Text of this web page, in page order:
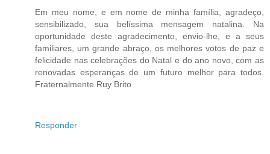
Em meu nome, e em nome de minha família, agradeço,
sensibilizado, sua belíssima mensagem natalina. Na
oportunidade deste agradecimento, envio-lhe, e a seus
familiares, um grande abraço, os melhores votos de paz e
felicidade nas celebrações do Natal e do ano novo, com as
renovadas esperanças de um futuro melhor para todos.
Fraternalmente Ruy Brito
Responder